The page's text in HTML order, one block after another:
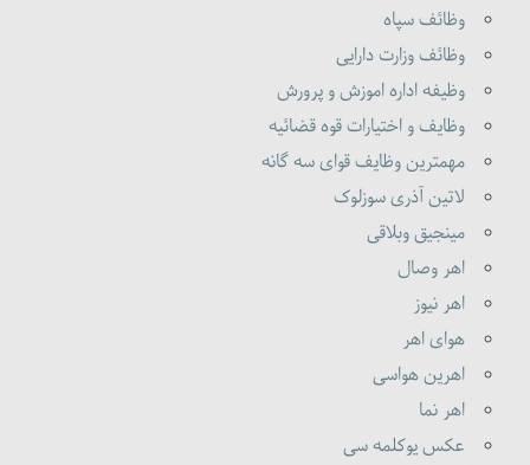
وظائف سپاه
وظائف وزارت دارایی
وظیفه اداره اموزش و پرورش
وظایف و اختیارات قوه قضائیه
مهمترین وظایف قوای سه گانه
لاتین آذری سوزلوک
مینجیق وبلاقی
اهر وصال
اهر نیوز
هوای اهر
اهرین هواسی
اهر نما
عکس یوکلمه سی